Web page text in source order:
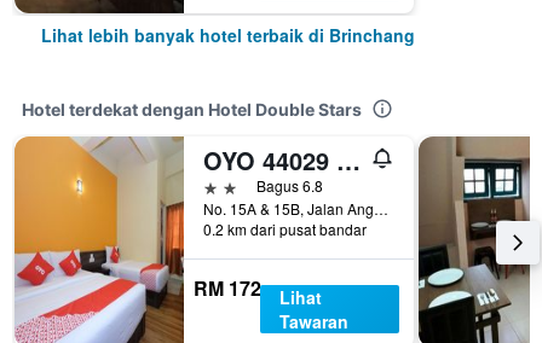
Lihat lebih banyak hotel terbaik di Brinchang
Hotel terdekat dengan Hotel Double Stars
OYO 44029 Tudor Home Inn
2 bintangBagus 6.8
No. 15A & 15B, Jalan Angsana Satu, Brinchang, Malaysia
0.2 km dari pusat bandar
RM 172
Lihat
Tawaran